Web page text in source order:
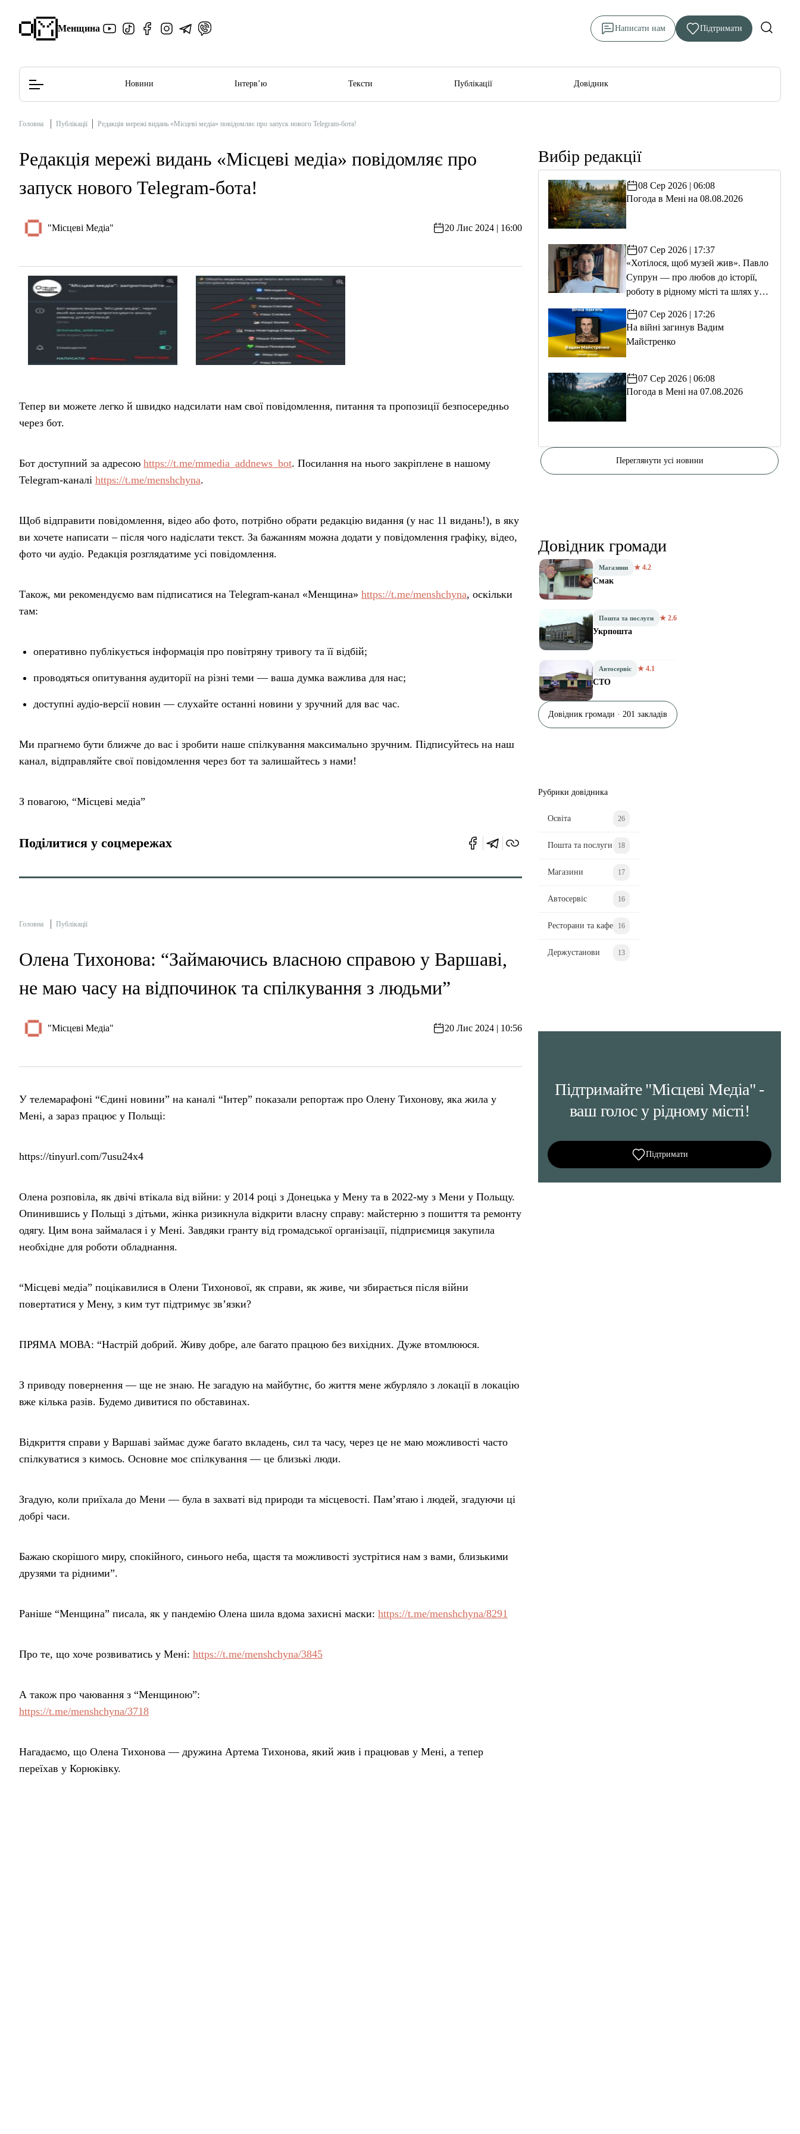
Менщина Написати нам Підтримати
Редакційна політика
Новини Інтерв’ю Тексти Публікації Довідник
Головна Публікації Редакція мережі видань «Місцеві медіа» повідомляє про запуск нового Telegram-бота!
Редакція мережі видань «Місцеві медіа» повідомляє про
запуск нового Telegram-бота!
"Місцеві Медіа" 20 Лис 2024 | 16:00
Тепер ви можете легко й швидко надсилати нам свої повідомлення, питання та пропозиції безпосередньо
через бот.
Бот доступний за адресою https://t.me/mmedia_addnews_bot. Посилання на нього закріплене в нашому
Telegram-каналі https://t.me/menshchyna.
Щоб відправити повідомлення, відео або фото, потрібно обрати редакцію видання (у нас 11 видань!), в яку
ви хочете написати – після чого надіслати текст. За бажанням можна додати у повідомлення графіку, відео,
фото чи аудіо. Редакція розглядатиме усі повідомлення.
Також, ми рекомендуємо вам підписатися на Telegram-канал «Менщина» https://t.me/menshchyna, оскільки
там:
оперативно публікується інформація про повітряну тривогу та її відбій;
проводяться опитування аудиторії на різні теми — ваша думка важлива для нас;
доступні аудіо-версії новин — слухайте останні новини у зручний для вас час.
Ми прагнемо бути ближче до вас і зробити наше спілкування максимально зручним. Підписуйтесь на наш
канал, відправляйте свої повідомлення через бот та залишайтесь з нами!
З повагою, “Місцеві медіа”
Поділитися у соцмережах
Головна Публікації
Олена Тихонова: “Займаючись власною справою у Варшаві,
не маю часу на відпочинок та спілкування з людьми”
"Місцеві Медіа" 20 Лис 2024 | 10:56
У телемарафоні “Єдині новини” на каналі “Інтер” показали репортаж про Олену Тихонову, яка жила у
Мені, а зараз працює у Польщі:
https://tinyurl.com/7usu24x4
Олена розповіла, як двічі втікала від війни: у 2014 році з Донецька у Мену та в 2022-му з Мени у Польщу.
Опинившись у Польщі з дітьми, жінка ризикнула відкрити власну справу: майстерню з пошиття та ремонту
одягу. Цим вона займалася і у Мені. Завдяки гранту від громадської організації, підприємиця закупила
необхідне для роботи обладнання.
“Місцеві медіа” поцікавилися в Олени Тихонової, як справи, як живе, чи збирається після війни
повертатися у Мену, з ким тут підтримує зв’язки?
ПРЯМА МОВА: “Настрій добрий. Живу добре, але багато працюю без вихідних. Дуже втомлююся.
З приводу повернення — ще не знаю. Не загадую на майбутнє, бо життя мене жбурляло з локації в локацію
вже кілька разів. Будемо дивитися по обставинах.
Відкриття справи у Варшаві займає дуже багато вкладень, сил та часу, через це не маю можливості часто
спілкуватися з кимось. Основне моє спілкування — це близькі люди.
Згадую, коли приїхала до Мени — була в захваті від природи та місцевості. Пам’ятаю і людей, згадуючи ці
добрі часи.
Бажаю скорішого миру, спокійного, синього неба, щастя та можливості зустрітися нам з вами, близькими
друзями та рідними”.
Раніше “Менщина” писала, як у пандемію Олена шила вдома захисні маски: https://t.me/menshchyna/8291
Про те, що хоче розвиватись у Мені: https://t.me/menshchyna/3845
А також про чаювання з “Менщиною”:
https://t.me/menshchyna/3718
Нагадаємо, що Олена Тихонова — дружина Артема Тихонова, який жив і працював у Мені, а тепер
переїхав у Корюківку.
Вибір редакції
08 Сер 2026 | 06:08
Погода в Мені на 08.08.2026
07 Сер 2026 | 17:37
«Хотілося, щоб музей жив». Павло
Супрун — про любов до історії,
роботу в рідному місті та шлях у
07 Сер 2026 | 17:26
На війні загинув Вадим
Майстренко
07 Сер 2026 | 06:08
Погода в Мені на 07.08.2026
Переглянути усі новини
Довідник громади
Магазини ★ 4.2
Смак
Пошта та послуги ★ 2.6
Укрпошта
Автосервіс ★ 4.1
СТО
Довідник громади · 201 закладів
Рубрики довідника
Освіта 26
Пошта та послуги 18
Магазини 17
Автосервіс 16
Ресторани та кафе 16
Держустанови 13
Підтримайте "Місцеві Медіа" -
ваш голос у рідному місті!
Підтримати